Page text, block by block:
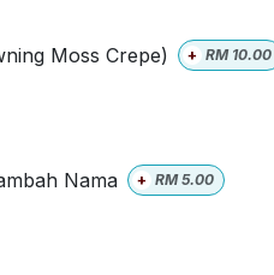
Moss Crepe) + RM 10.00
Nama + RM5.00